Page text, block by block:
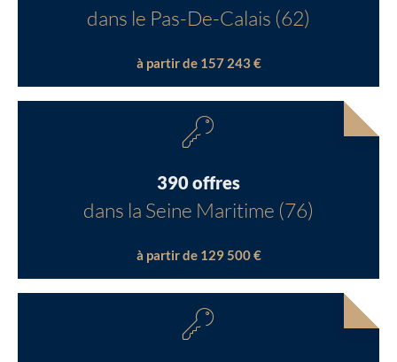
dans le Pas-De-Calais (62)
à partir de 157 243 €
390 offres
dans la Seine Maritime (76)
à partir de 129 500 €